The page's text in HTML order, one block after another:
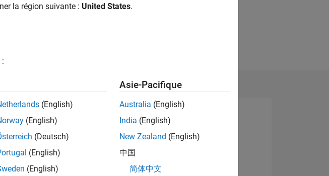
controller, simulink
person in a skill
la région suivante : United States.
(English)
(English)
(Deutsch)
(English)
(English)
Asie-Pacifique
Australia (English)
India (English)
New Zealand (English)
中国
简体中文